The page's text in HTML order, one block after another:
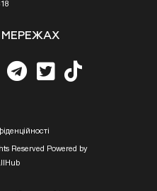
МЕРЕЖАХ
Reserved Powered by